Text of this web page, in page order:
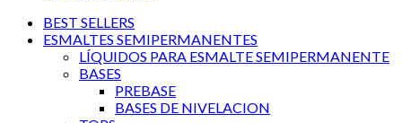
BEST SELLERS
ESMALTES SEMIPERMANENTES
LÍQUIDOS PARA ESMALTE SEMIPERMANENTE
BASES
PREBASE
BASES DE NIVELACION